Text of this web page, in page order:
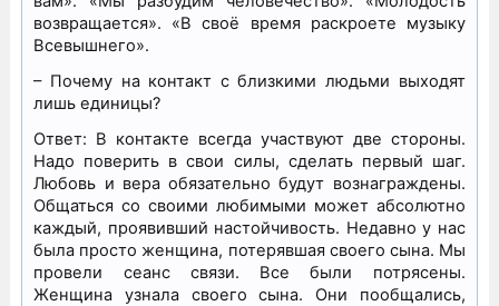
возвращается». «В своё время раскроете музыку
Всевышнего».
– Почему на контакт с близкими людьми выходят
лишь единицы?
Ответ: В контакте всегда участвуют две стороны.
Надо поверить в свои силы, сделать первый шаг.
Любовь и вера обязательно будут вознаграждены.
Общаться со своими любимыми может абсолютно
каждый, проявивший настойчивость. Недавно у нас
была просто женщина, потерявшая своего сына. Мы
провели сеанс связи. Все были потрясены.
Женщина узнала своего сына. Они пообщались,